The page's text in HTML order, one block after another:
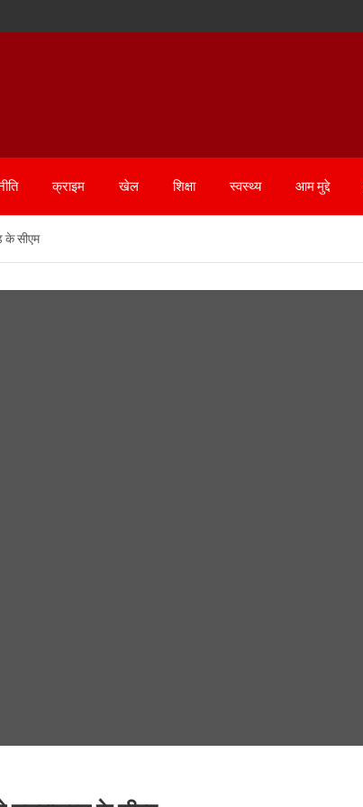
क्राइम खेल शिक्षा स्वस्थ्य आम मुद्दे
के सीएम